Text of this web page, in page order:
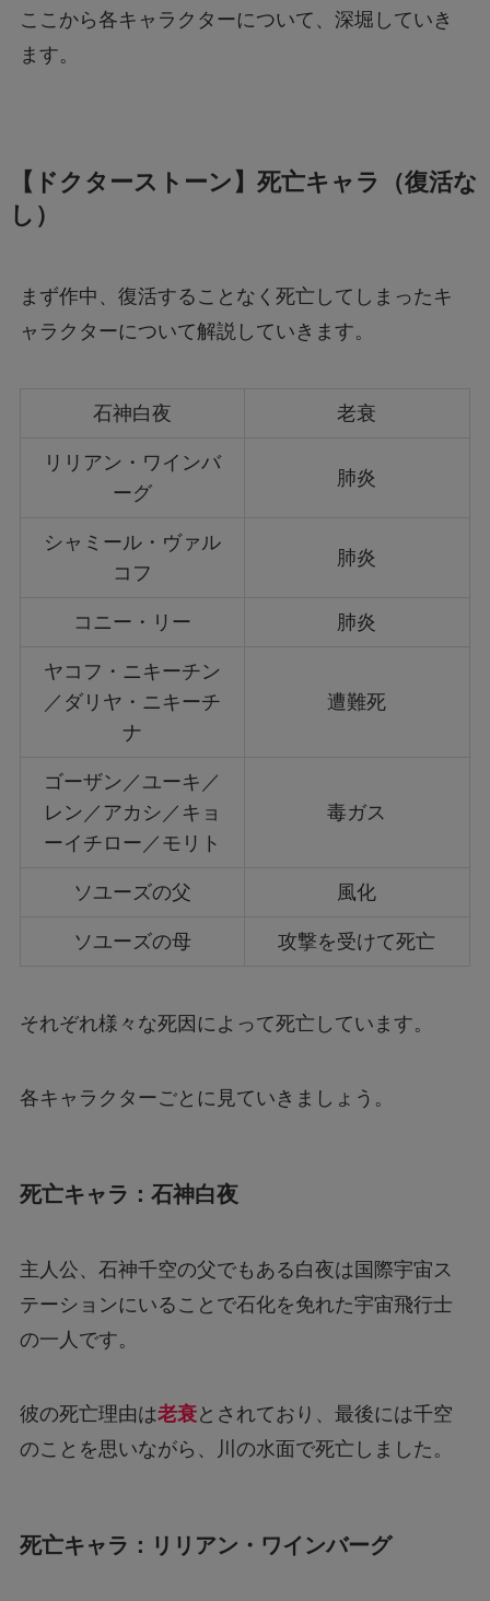
ここから各キャラクターについて、深堀していき
ます。
【ドクターストーン】死亡キャラ（復活な
し）
まず作中、復活することなく死亡してしまったキ
ャラクターについて解説していきます。
石神白夜 老衰
リリアン・ワインバ
ーグ
肺炎
シャミール・ヴァル
コフ
肺炎
コニー・リー 肺炎
ヤコフ・ニキーチン
／ダリヤ・ニキーチ
ナ
遭難死
ゴーザン／ユーキ／
レン／アカシ／キョ
ーイチロー／モリト
毒ガス
ソユーズの父 風化
ソユーズの母 攻撃を受けて死亡
それぞれ様々な死因によって死亡しています。
各キャラクターごとに見ていきましょう。
死亡キャラ：石神白夜
主人公、石神千空の父でもある白夜は国際宇宙ス
テーションにいることで石化を免れた宇宙飛行士
の一人です。
彼の死亡理由は老衰とされており、最後には千空
のことを思いながら、川の水面で死亡しました。
死亡キャラ：リリアン・ワインバーグ